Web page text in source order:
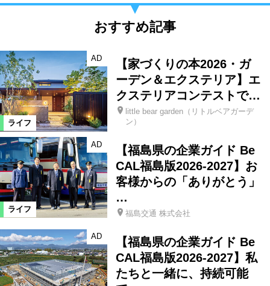
おすすめ記事
ライフ
AD
【家づくりの本2026・ガ
ーデン＆エクステリア】エ
クステリアコンテストで…
little bear garden（リトルベアガーデ
ン）
ライフ
AD
【福島県の企業ガイド Be
CAL福島版2026-2027】お
客様からの「ありがとう」
…
福島交通 株式会社
AD
【福島県の企業ガイド Be
CAL福島版2026-2027】私
たちと一緒に、持続可能